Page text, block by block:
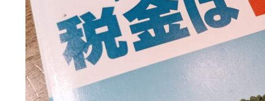
施工事例
現場ブログ
補助金情報